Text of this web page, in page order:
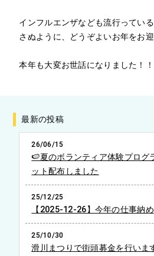
インフルエンザなども流行ってい
さぬように、どうぞよいお年をお
本年も大変お世話になりました！！
最新の投稿
26/06/15
🍉夏のボランティア体験プログ
ット配布しました
25/12/25
【2025-12-26】今年の仕事納め
25/10/30
滑川まつりで街頭募金を行いま